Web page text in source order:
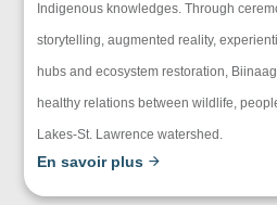
Indigenous knowledges. Through
storytelling, augmented reality,
hubs and ecosystem restoration,
healthy relations between wildlife,
Lakes-St. Lawrence watershed.
En savoir plus